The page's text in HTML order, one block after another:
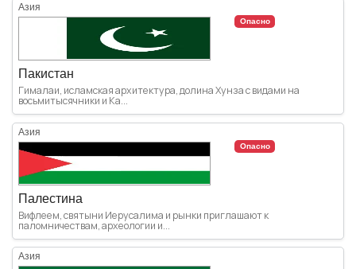
Азия
Опасно
Пакистан
Гималаи, исламская архитектура, долина Хунза с видами на
восьмитысячники и Ка...
Азия
Опасно
Палестина
Вифлеем, святыни Иерусалима и рынки приглашают к
паломничествам, археологии и...
Азия